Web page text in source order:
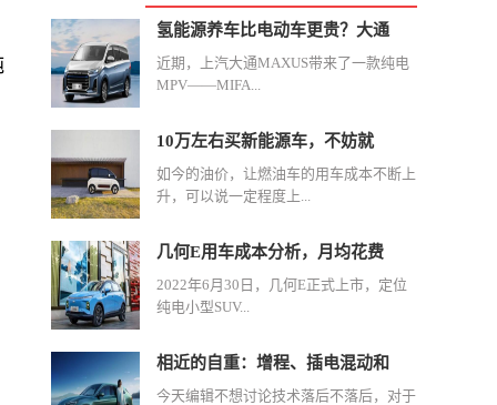
氢能源养车比电动车更贵？大通
近期，上汽大通MAXUS带来了一款纯电
MPV——MIFA...
10万左右买新能源车，不妨就
如今的油价，让燃油车的用车成本不断上
升，可以说一定程度上...
几何E用车成本分析，月均花费
2022年6月30日，几何E正式上市，定位
纯电小型SUV...
相近的自重：增程、插电混动和
今天编辑不想讨论技术落后不落后，对于